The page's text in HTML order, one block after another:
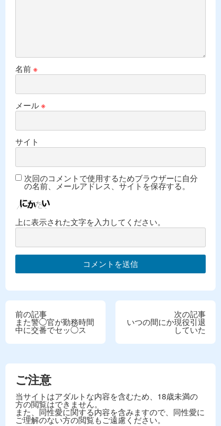
名前※
メール※
サイト
次回のコメントで使用するためブラウザーに自分
の名前、メールアドレス、サイトを保存する。
上に表示された文字を入力してください。
前の記事
また警◯官が勤務時間
中に交番でセッ◯ス
次の記事
いつの間にか現役引退
していた
ご注意
当サイトはアダルトな内容を含むため、18歳未満の
方の閲覧はできません。
また、同性愛に関する内容を含みますので、同性愛に
ご理解のない方の閲覧もご遠慮ください。